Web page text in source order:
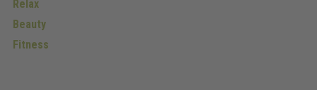
Relax
Beauty
Fitness